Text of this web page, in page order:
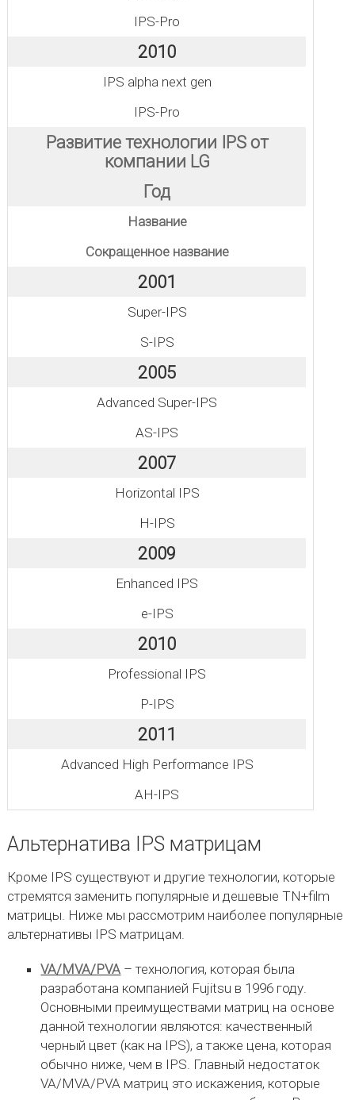
IPS-Pro
2010
IPS alpha next gen
IPS-Pro
Развитие технологии IPS от
компании LG
Год
Название
Сокращенное название
2001
Super-IPS
S-IPS
2005
Advanced Super-IPS
AS-IPS
2007
Horizontal IPS
H-IPS
2009
Enhanced IPS
e-IPS
2010
Professional IPS
P-IPS
2011
Advanced High Performance IPS
AH-IPS
Альтернатива IPS матрицам
Кроме IPS существуют и другие технологии, которые
стремятся заменить популярные и дешевые TN+film
матрицы. Ниже мы рассмотрим наиболее популярные
альтернативы IPS матрицам.
VA/MVA/PVA – технология, которая была
разработана компанией Fujitsu в 1996 году.
Основными преимуществами матриц на основе
данной технологии являются: качественный
черный цвет (как на IPS), а также цена, которая
обычно ниже, чем в IPS. Главный недостаток
VA/MVA/PVA матриц это искажения, которые